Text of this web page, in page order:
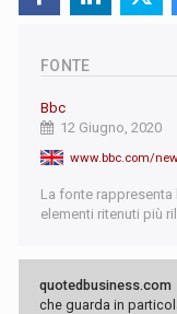
FONTE
Bbc
12 Giugno, 2020
La fonte
elementi ritenuti più
quotedbusiness.com
che guarda in